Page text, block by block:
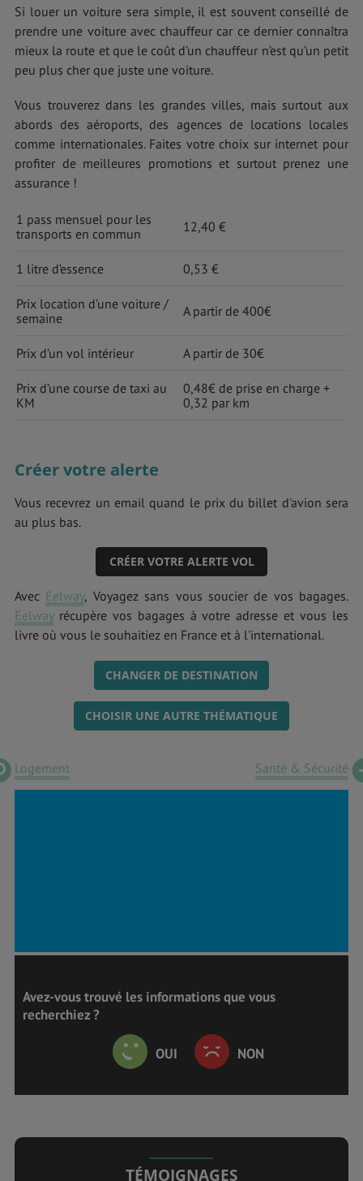
Si louer un voiture sera simple, il est souvent conseillé de
prendre une voiture avec chauffeur car ce dernier connaîtra
mieux la route et que le coût d’un chauffeur n’est qu’un petit
peu plus cher que juste une voiture.
Vous trouverez dans les grandes villes, mais surtout aux
abords des aéroports, des agences de locations locales
comme internationales. Faites votre choix sur internet pour
profiter de meilleures promotions et surtout prenez une
assurance !
1 pass mensuel pour les
transports en commun
12,40 €
1 litre d’essence 0,53 €
Prix location d’une voiture /
semaine
A partir de 400€
Prix d’un vol intérieur A partir de 30€
Prix d’une course de taxi au
KM
0,48€ de prise en charge +
0,32 par km
Créer votre alerte
Vous recevrez un email quand le prix du billet d'avion sera
au plus bas.
CRÉER VOTRE ALERTE VOL
Avec Eelway, Voyagez sans vous soucier de vos bagages.
Eelwayrécupère vos bagages à votre adresse et vous les
livre où vous le souhaitiez en France et à l'international.
CHANGER DE DESTINATION
CHOISIR UNE AUTRE THÉMATIQUE
Logement Santé & Sécurité
Avez-vous trouvé les informations que vous
recherchiez ?
OUI NON
TÉMOIGNAGES